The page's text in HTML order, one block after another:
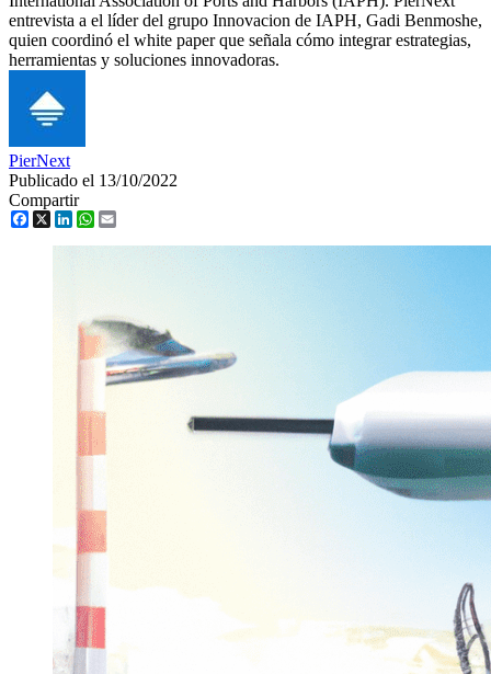
entrevista a el líder del grupo Innovacion de IAPH, Gadi Benmoshe,
quien coordinó el white paper que señala cómo integrar estrategias,
herramientas y soluciones innovadoras.
PierNext
Publicado el 13/10/2022
Compartir
Facebook
X LinkedInWhatsApp